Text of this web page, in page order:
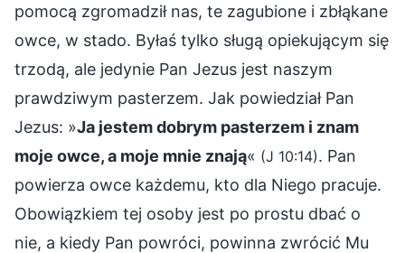
pomocą zgromadził nas, te zagubione i zbłąkane
owce, w stado. Byłaś tylko sługą opiekującym się
trzodą, ale jedynie Pan Jezus jest naszym
prawdziwym pasterzem. Jak powiedział Pan
Jezus: »Ja jestem dobrym pasterzem i znam
moje owce, a moje mnie znają« (J 10:14). Pan
powierza owce każdemu, kto dla Niego pracuje.
Obowiązkiem tej osoby jest po prostu dbać o
nie, a kiedy Pan powróci, powinna zwrócić Mu